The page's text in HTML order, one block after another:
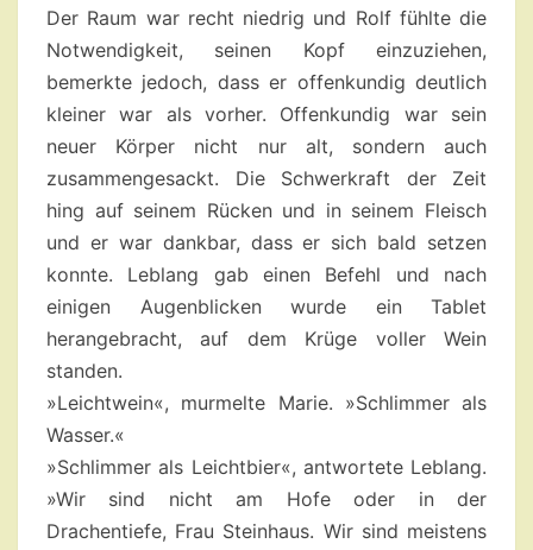
Der Raum war recht niedrig und Rolf fühlte die
Notwendigkeit, seinen Kopf einzuziehen,
bemerkte jedoch, dass er offenkundig deutlich
kleiner war als vorher. Offenkundig war sein
neuer Körper nicht nur alt, sondern auch
zusammengesackt. Die Schwerkraft der Zeit
hing auf seinem Rücken und in seinem Fleisch
und er war dankbar, dass er sich bald setzen
konnte. Leblang gab einen Befehl und nach
einigen Augenblicken wurde ein Tablet
herangebracht, auf dem Krüge voller Wein
standen.
»Leichtwein«, murmelte Marie. »Schlimmer als
Wasser.«
»Schlimmer als Leichtbier«, antwortete Leblang.
»Wir sind nicht am Hofe oder in der
Drachentiefe, Frau Steinhaus. Wir sind meistens